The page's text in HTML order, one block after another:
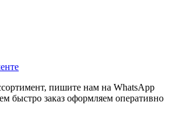
пишите нам на WhatsApp
быстро заказ оформляем оперативно